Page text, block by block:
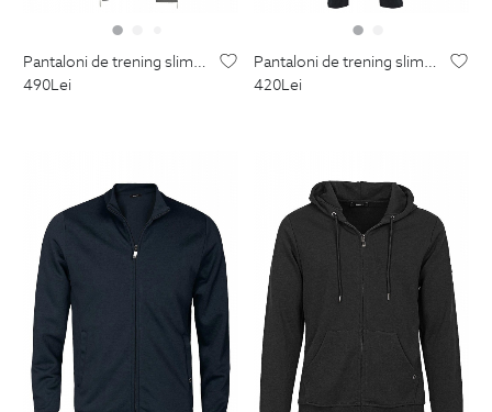
pantaloni de trening slim gri uni
490Lei
pantaloni de trening slim bleumarin uni
420Lei